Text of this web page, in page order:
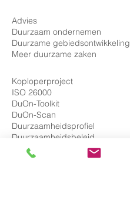
Advies
Duurzaam ondernemen
Duurzame gebiedsontwikkeling
Meer duurzame zaken
Koploperproject
ISO 26000
DuOn-Toolkit
DuOn-Scan
Duurzaamheidsprofiel
Duurzaamheidsbeleid
Duurzaamheidsagenda
Communicatie